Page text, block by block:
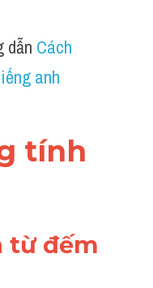
dẫn Cách
anh
tính
từ đếm